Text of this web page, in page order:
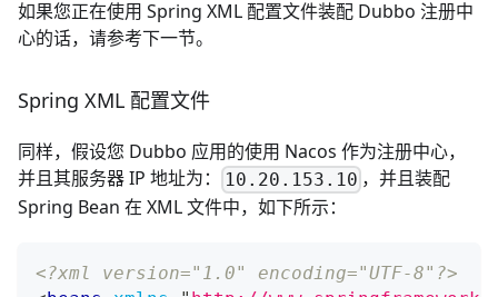
如果您正在使用 Spring XML 配置文件装配 Dubbo 注册中
心的话，请参考下一节。
Spring XML 配置文件
同样，假设您 Dubbo 应用的使用 Nacos 作为注册中心，
并且其服务器 IP 地址为：
10.20.153.10 ，并且装配
Spring Bean 在 XML 文件中，如下所示：
<?xml version="1.0" encoding="UTF-8"?>